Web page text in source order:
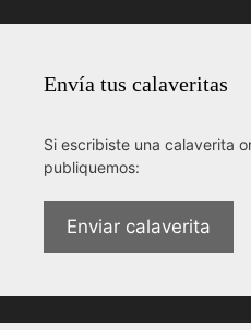
Envía tus calaveritas
Si escribiste una calaverita
publiquemos:
Enviar calaverita